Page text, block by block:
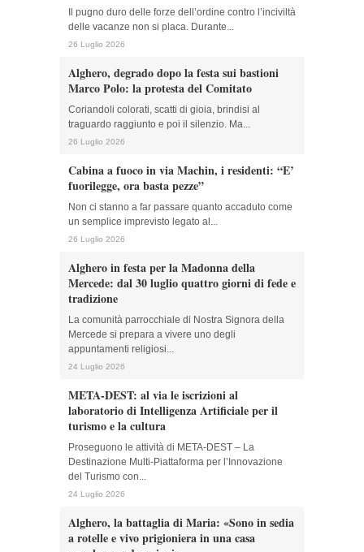
Il pugno duro delle forze dell’ordine contro l’inciviltà
delle vacanze non si placa. Durante...
26 Luglio 2026
Alghero, degrado dopo la festa sui bastioni
Marco Polo: la protesta del Comitato
Coriandoli colorati, scatti di gioia, brindisi al
traguardo raggiunto e poi il silenzio. Ma...
26 Luglio 2026
Cabina a fuoco in via Machin, i residenti: “E’
fuorilegge, ora basta pezze”
Non ci stanno a far passare quanto accaduto come
un semplice imprevisto legato al...
26 Luglio 2026
Alghero in festa per la Madonna della
Mercede: dal 30 luglio quattro giorni di fede e
tradizione
La comunità parrocchiale di Nostra Signora della
Mercede si prepara a vivere uno degli
appuntamenti religiosi...
24 Luglio 2026
META-DEST: al via le iscrizioni al
laboratorio di Intelligenza Artificiale per il
turismo e la cultura
Proseguono le attività di META-DEST – La
Destinazione Multi-Piattaforma per l’Innovazione
del Turismo con...
24 Luglio 2026
Alghero, la battaglia di Maria: «Sono in sedia
a rotelle e vivo prigioniera in una casa